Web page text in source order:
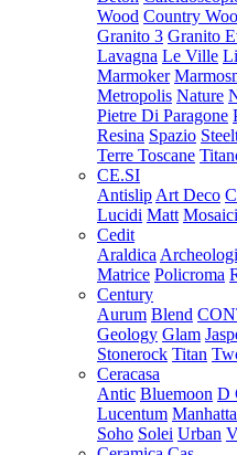
Wood Country
Granito 3 Granito
Lavagna Le Ville
Marmoker
Metropolis Nature
Pietre Di Paragone
Resina Spazio
Terre Toscane
CE.SI
Antislip Art Deco
Lucidi Matt
Cedit
Araldica
Matrice Policroma
Century
Aurum Blend
Geology Glam
Stonerock Titan
Ceracasa
Antic Bluemoon D
Lucentum
Soho Solei Urban